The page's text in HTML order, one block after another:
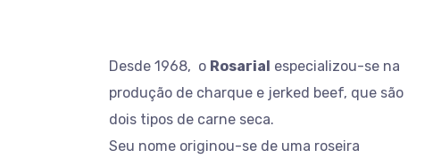
Desde 1968, o Rosarial especializou-se na
produção de charque e jerked beef, que são
dois tipos de carne seca.
Seu nome originou-se de uma roseira